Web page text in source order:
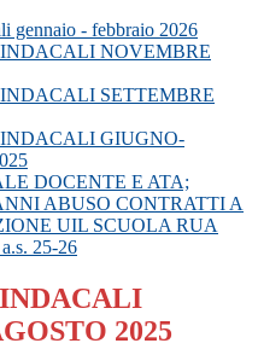
gennaio - febbraio 2026
NOVEMBRE
SETTEMBRE
GIUGNO-
DOCENTE E ATA;
ABUSO CONTRATTI A
UIL SCUOLA RUA
25-26
2025